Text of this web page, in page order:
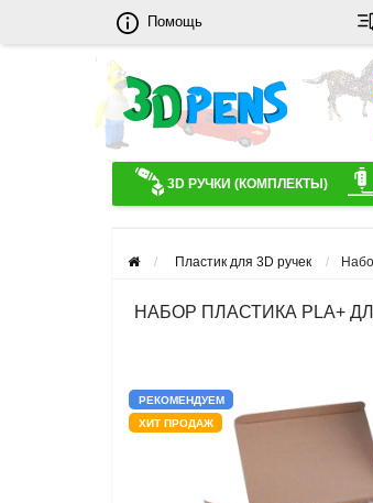
Помощь
3D РУЧКИ (КОМПЛЕКТЫ)
Пластик для 3D ручек
НАБОР ПЛАСТИКА PLA+
РЕКОМЕНДУЕМ
ХИТ ПРОДАЖ